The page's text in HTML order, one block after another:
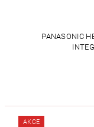
PANASONIC
AKCE